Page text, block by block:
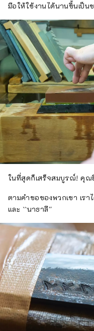
มือให้ใช้งานได้นานขึ้นเป็น
ในที่สุดก็เสร็จสมบูรณ์! คุณ
ตามคำขอของพวกเขา เรา
และ ``นาธาลี''